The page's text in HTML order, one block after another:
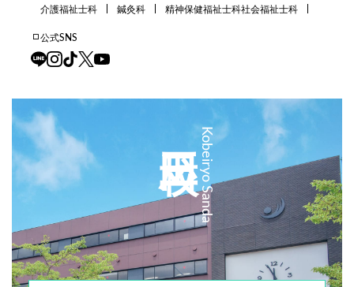
介護福祉士科
鍼灸科 精神保健福祉士科社会福祉士科
公式SNS
Kobeiryo Sanda